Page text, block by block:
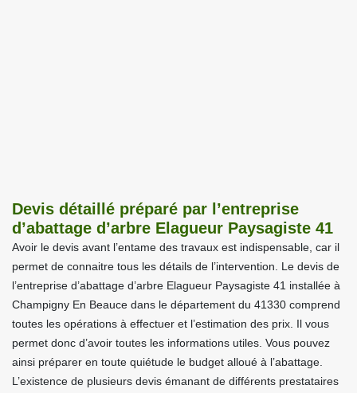
Devis détaillé préparé par l’entreprise
d’abattage d’arbre Elagueur Paysagiste 41
Avoir le devis avant l’entame des travaux est indispensable, car il
permet de connaitre tous les détails de l’intervention. Le devis de
l’entreprise d’abattage d’arbre Elagueur Paysagiste 41 installée à
Champigny En Beauce dans le département du 41330 comprend
toutes les opérations à effectuer et l’estimation des prix. Il vous
permet donc d’avoir toutes les informations utiles. Vous pouvez
ainsi préparer en toute quiétude le budget alloué à l’abattage.
L’existence de plusieurs devis émanant de différents prestataires